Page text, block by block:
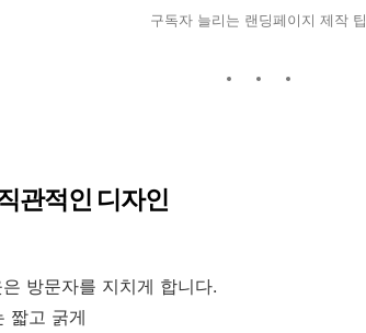
구독자 늘리는 랜딩페이지 제작 팁
관적인 디자인
방문자를 지치게 합니다.
짧고 굵게